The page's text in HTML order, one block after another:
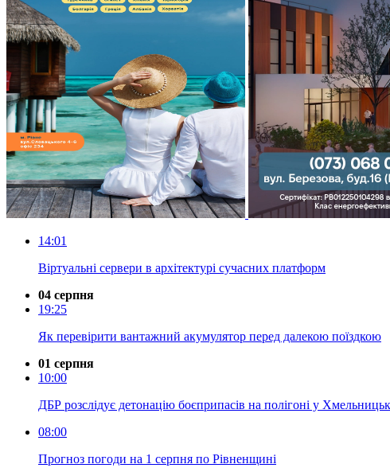
14:01
Віртуальні сервери в архітектурі сучасних платформ
04 серпня
19:25
Як перевірити вантажний акумулятор перед далекою поїздкою
01 серпня
10:00
ДБР розслідує детонацію боєприпасів на полігоні у
08:00
Прогноз погоди на 1 серпня по Рівненщині